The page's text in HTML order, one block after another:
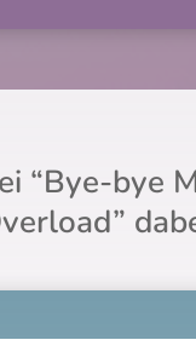
“Bye-bye